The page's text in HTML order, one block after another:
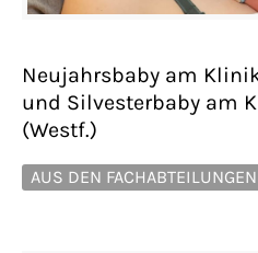
Neujahrsbaby am
und Silvesterbaby am
(Westf.)
AUS DEN FACHABTEILUNGEN